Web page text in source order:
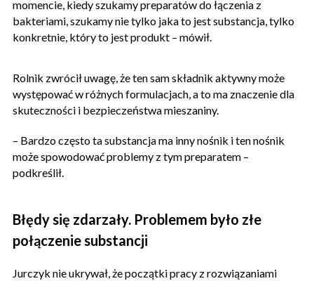
momencie, kiedy szukamy preparatów do łączenia z
bakteriami, szukamy nie tylko jaka to jest substancja, tylko
konkretnie, który to jest produkt – mówił.
Rolnik zwrócił uwagę, że ten sam składnik aktywny może
występować w różnych formulacjach, a to ma znaczenie dla
skuteczności i bezpieczeństwa mieszaniny.
– Bardzo często ta substancja ma inny nośnik i ten nośnik
może spowodować problemy z tym preparatem –
podkreślił.
Błędy się zdarzały. Problemem było złe
połączenie substancji
Jurczyk nie ukrywał, że początki pracy z rozwiązaniami